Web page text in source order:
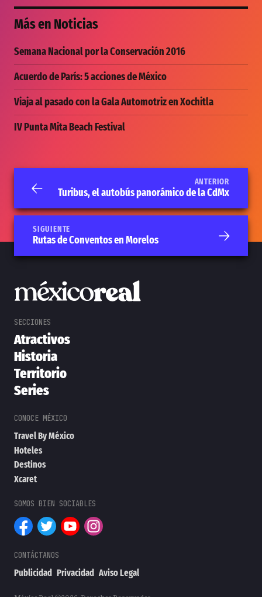
Más en Noticias
Semana Nacional por la Conservación 2016
Acuerdo de París: 5 acciones de México
Viaja al pasado con la Gala Automotriz en Xochitla
IV Punta Mita Beach Festival
ANTERIOR
Turibus, el autobús panorámico de la CdMx
SIGUIENTE
Rutas de Conventos en Morelos
Atractivos
Historia
Territorio
Series
Travel By México
Hoteles
Destinos
Xcaret
Publicidad Privacidad Aviso Legal